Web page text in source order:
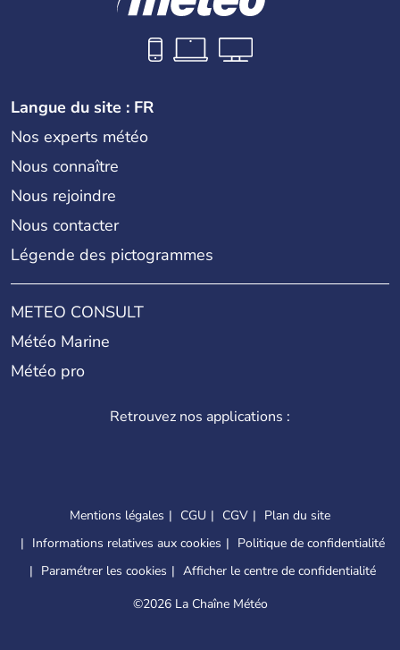
Langue du site : FR
Nos experts météo
Nous connaître
Nous rejoindre
Nous contacter
Légende des pictogrammes
METEO CONSULT
Météo Marine
Météo pro
Retrouvez nos applications :
Mentions légales CGU CGV
Plan du site
Informations relatives aux cookies
Politique de confidentialité
Paramétrer les cookies
Afficher le centre de confidentialité
©2026 La Chaîne Météo